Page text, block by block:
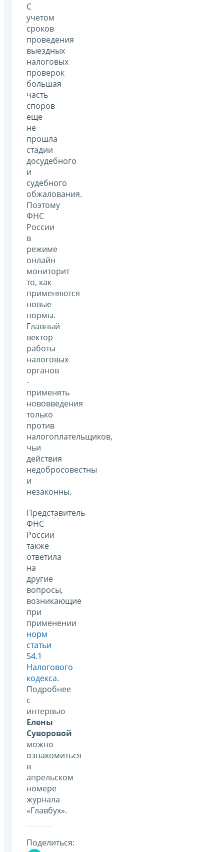
С
учетом
сроков
проведения
выездных
налоговых
проверок
большая
часть
споров
еще
не
прошла
стадии
досудебного
и
судебного
обжалования.
Поэтому
ФНС
России
в
режиме
онлайн
мониторит
то, как
применяются
новые
нормы.
Главный
вектор
работы
налоговых
органов
-
применять
нововведения
только
против
налогоплательщиков,
чьи
действия
недобросовестны
и
незаконны.
Представитель
ФНС
России
также
ответила
на
другие
вопросы,
возникающие
при
применении
норм
статьи
54.1
Налогового
кодекса.
Подробнее
с
интервью
Елены
Суворовой
можно
ознакомиться
в
апрельском
номере
журнала
«Главбух».
Поделиться: